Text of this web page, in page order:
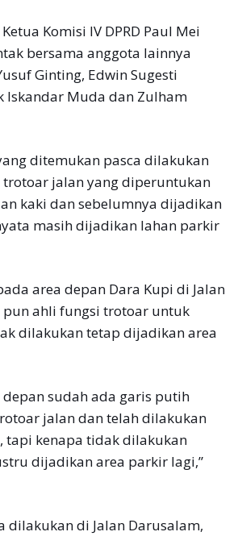
Komisi IV DPRD Paul Mei
bersama anggota lainnya
Ginting, Edwin Sugesti
Iskandar Muda dan Zulham
ditemukan pasca dilakukan
jalan yang diperuntukan
kaki dan sebelumnya dijadikan
masih dijadikan lahan parkir
area depan Dara Kupi di Jalan
pun ahli fungsi trotoar untuk
dilakukan tetap dijadikan area
depan sudah ada garis putih
jalan dan telah dilakukan
tapi kenapa tidak dilakukan
dijadikan area parkir lagi,”
dilakukan di Jalan Darusalam,